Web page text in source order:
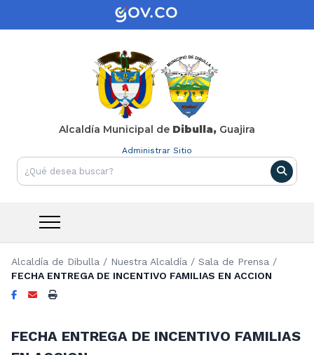
Alcaldía Municipal de Dibulla, Guajira
Administrar Sitio
Alcaldía de Dibulla / Nuestra Alcaldía / Sala de Prensa /
FECHA ENTREGA DE INCENTIVO FAMILIAS EN ACCION
FECHA ENTREGA DE INCENTIVO FAMILIAS